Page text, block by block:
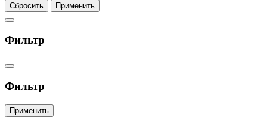
Сбросить Применить
Фильтр
Фильтр
Применить